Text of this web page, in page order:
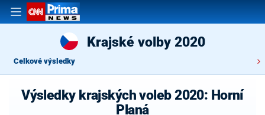
Krajské volby 2020
Celkové výsledky
Výsledky krajských voleb 2020: Horní
Planá